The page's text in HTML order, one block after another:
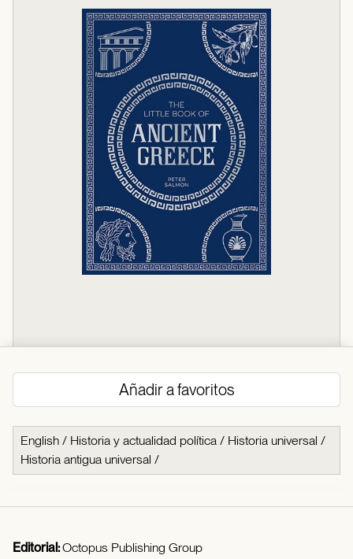
Añadir a favoritos
English / Historia y actualidad política / Historia universal /
Historia antigua universal /
Editorial:Octopus Publishing Group